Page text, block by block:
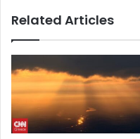
Related Articles